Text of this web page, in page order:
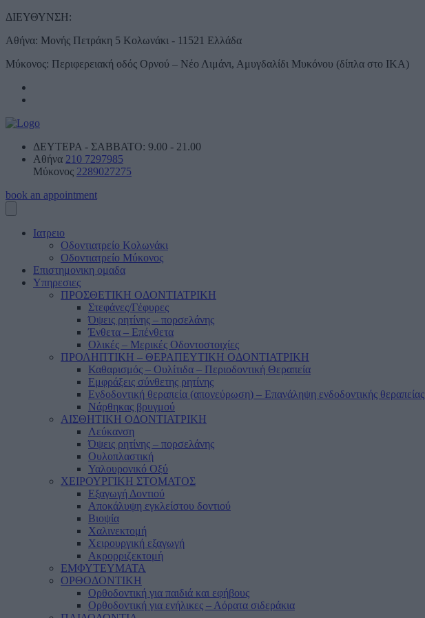
ΔΙΕΥΘΥΝΣΗ:
Αθήνα: Μονής Πετράκη 5 Κολωνάκι - 11521 Ελλάδα
Μύκονος: Περιφερειακή οδός Ορνού – Νέο Λιμάνι, Αμυγδαλίδι Μυκόνου (δίπλα στο ΙΚΑ)
ΔΕΥΤΕΡΑ - ΣΑBBATO: 9.00 - 21.00
Αθήνα 210 7297985
Μύκονος 2289027275
book an appointment
Ιατρειο
Οδοντιατρείο Κολωνάκι
Οδοντιατρείο Μύκονος
Επιστημονικη ομαδα
Υπηρεσιες
ΠΡΟΣΘΕΤΙΚΗ ΟΔΟΝΤΙΑΤΡΙΚΗ
Στεφάνες/Γέφυρες
Όψεις ρητίνης – πορσελάνης
Ένθετα – Επένθετα
Ολικές – Μερικές Οδοντοστοιχίες
ΠΡΟΛΗΠΤΙΚΗ – ΘΕΡΑΠΕΥΤΙΚΗ ΟΔΟΝΤΙΑΤΡΙΚΗ
Καθαρισμός – Ουλίτιδα – Περιοδοντική Θεραπεία
Εμφράξεις σύνθετης ρητίνης
Ενδοδοντική θεραπεία (απονεύρωση) – Επανάληψη ενδοδοντικής θεραπείας
Νάρθηκας βρυγμού
ΑΙΣΘΗΤΙΚΗ ΟΔΟΝΤΙΑΤΡΙΚΗ
Λεύκανση
Όψεις ρητίνης – πορσελάνης
Ουλοπλαστική
Υαλουρονικό Οξύ
ΧΕΙΡΟΥΡΓΙΚΗ ΣΤΟΜΑΤΟΣ
Εξαγωγή Δοντιού
Αποκάλυψη εγκλείστου δοντιού
Βιοψία
Χαλινεκτομή
Χειρουργική εξαγωγή
Ακρορριζεκτομή
ΕΜΦΥΤΕΥΜΑΤΑ
ΟΡΘΟΔΟΝΤΙΚΗ
Ορθοδοντική για παιδιά και εφήβους
Ορθοδοντική για ενήλικες – Αόρατα σιδεράκια